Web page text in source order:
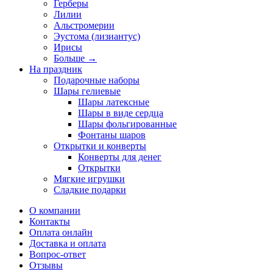
Герберы
Лилии
Альстромерии
Эустома (лизиантус)
Ирисы
Больше →
На праздник
Подарочные наборы
Шары гелиевые
Шары латексные
Шары в виде сердца
Шары фольгированные
Фонтаны шаров
Открытки и конверты
Конверты для денег
Открытки
Мягкие игрушки
Сладкие подарки
О компании
Контакты
Оплата онлайн
Доставка и оплата
Вопрос-ответ
Отзывы